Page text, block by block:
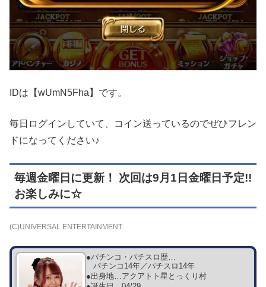
IDは【wUmN5Fha】です。
毎日ログインしていて、コイン送っているのでぜひフレン
ドになってください♪
毎週金曜日に更新！ 次回は9月1日金曜日予定!!
お楽しみに☆
(C)UNIVERSAL ENTERTAINMENT
●パチンコ・パチスロ歴…
パチンコ14年／パチスロ14年
●出身地…アクアトト星とっくり村